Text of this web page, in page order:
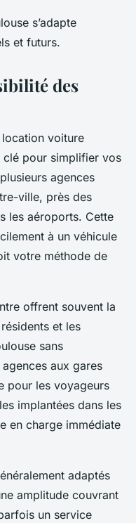
s’adapte
et futurs.
des
voiture
clé pour simplifier vos
agences
ville, près des
les aéroports. Cette
à un véhicule
votre méthode de
offrent souvent la
et les
sans
aux gares
pour les voyageurs
implantées dans les
en charge immédiate
adaptés
amplitude couvrant
un service